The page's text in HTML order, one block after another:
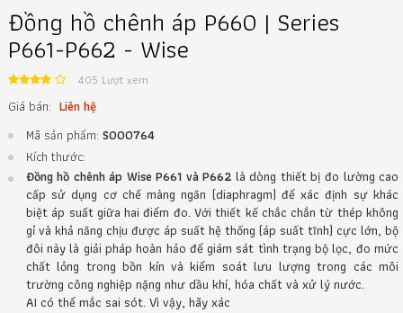
Đồng hồ chênh áp P660 | Series
P661-P662 - Wise
405 Lượt xem
Giá bán: Liên hệ
Mã sản phẩm: S000764
Kích thước:
Đồng hồ chênh áp Wise P661 và P662 là dòng thiết bị đo lường cao
cấp sử dụng cơ chế màng ngăn (diaphragm) để xác định sự khác
biệt áp suất giữa hai điểm đo. Với thiết kế chắc chắn từ thép không
gỉ và khả năng chịu được áp suất hệ thống (áp suất tĩnh) cực lớn, bộ
đôi này là giải pháp hoàn hảo để giám sát tình trạng bộ lọc, đo mức
chất lỏng trong bồn kín và kiểm soát lưu lượng trong các môi
trường công nghiệp nặng như dầu khí, hóa chất và xử lý nước.
AI có thể mắc sai sót. Vì vậy, hãy xác